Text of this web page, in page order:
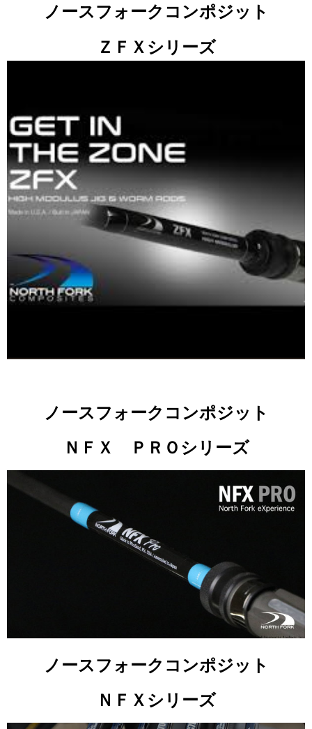
ノースフォークコンポジット
ＺＦＸシリーズ
ノースフォークコンポジット
ＮＦＸ ＰＲＯシリーズ
ノースフォークコンポジット
ＮＦＸシリーズ